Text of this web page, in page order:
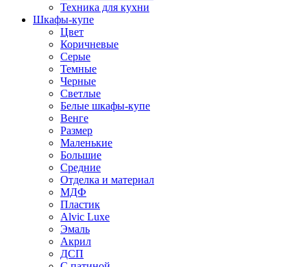
Техника для кухни
Шкафы-купе
Цвет
Коричневые
Серые
Темные
Черные
Светлые
Белые шкафы-купе
Венге
Размер
Маленькие
Большие
Средние
Отделка и материал
МДФ
Пластик
Alvic Luxe
Эмаль
Акрил
ДСП